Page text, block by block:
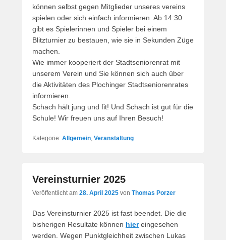
können selbst gegen Mitglieder unseres vereins
spielen oder sich einfach informieren. Ab 14:30
gibt es Spielerinnen und Spieler bei einem
Blitzturnier zu bestauen, wie sie in Sekunden Züge
machen.
Wie immer kooperiert der Stadtseniorenrat mit
unserem Verein und Sie können sich auch über
die Aktivitäten des Plochinger Stadtseniorenrates
informieren.
Schach hält jung und fit! Und Schach ist gut für die
Schule! Wir freuen uns auf Ihren Besuch!
Kategorie: Allgemein, Veranstaltung
Vereinsturnier 2025
Veröffentlicht am 28. April 2025 von Thomas Porzer
Das Vereinsturnier 2025 ist fast beendet. Die die
bisherigen Resultate können hiereingesehen
werden. Wegen Punktgleichheit zwischen Lukas